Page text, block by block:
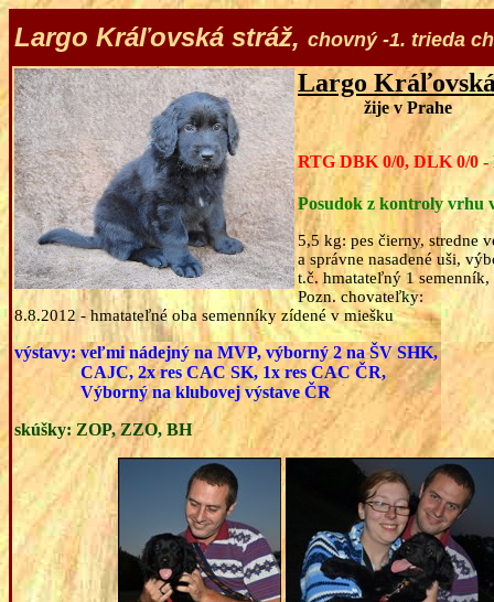
Largo Kráľovská stráž, chovný -1. trieda
Largo
žije v Prahe
RTG DBK 0/0, DLK 0/0
Posudok z kontroly vrhu
5,5 kg: pes čierny, stredne
a správne nasadené uši,
t.č. hmatateľný 1
Pozn. chovateľky:
8.8.2012 - hmatateľné oba semenníky zídené v miešku
výstavy: veľmi nádejný na MVP, výborný 2 na ŠV SHK,
CAJC, 2x res CAC SK, 1x res CAC ČR,
Výborný na klubovej výstave ČR
skúšky: ZOP, ZZO, BH